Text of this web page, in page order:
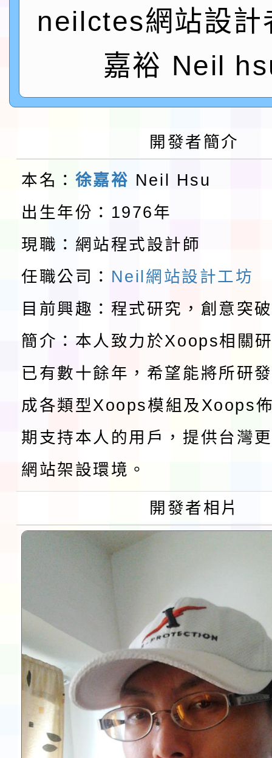
115年8月22日(星期六
桃園市孔廟祈福系列
開 智慧啟航」
「2026桃園藝術巡演
轉知國立東華大學辦理
共學行動站」第二階段
習海報及各區簡章
教育部校安中心白海
報
淨零綠領人才培育課程
檢送桃園市115學年度
及師生本土語及新住民
實施要點各1份
轉知台灣武術協會檢送
月29日中正盃決賽暨國
術精英錦標賽」
「抗生素聰明用，防疫
動」插畫徵件活動
淨零綠生活教案入校路
會
地景藝術節教師研習
開 智慧啟航」
「2026桃園藝術巡演
轉知國立東華大學辦理
共學行動站」第二階段
習海報及各區簡章
教育部校安中心白海豚
報
淨零綠領人才培育課程
檢送桃園市115學年度
及師生本土語及新住民
實施要點各1份
neilctes網站設計
嘉裕 Neil
開發者簡介
本名： 徐嘉裕 Neil Hsu
出生年份：1976年
現職：網站程式設計師
任職公司： Neil網站設計工坊
目前興趣：程式研究，創意突
簡介：本人致力於Xoops相關
已有數十餘年，希望能將所研
成各類型Xoops模組及Xoops
期支持本人的用戶，提供台灣
網站架設環境。
開發者相片